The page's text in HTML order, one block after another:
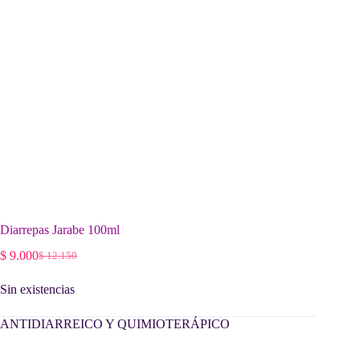
Diarrepas Jarabe 100ml
$12.150
El
original
$ 12.150.
$ 9.000El
actual
$ 9.000.
Sin existencias
ANTIDIARREICO Y QUIMIOTERÁPICO